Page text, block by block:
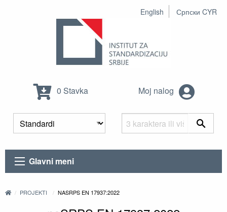
English Српски CYR
0 Stavka Moj nalog
Glavni meni
PROJEKTI NASRPS EN 17937:2022